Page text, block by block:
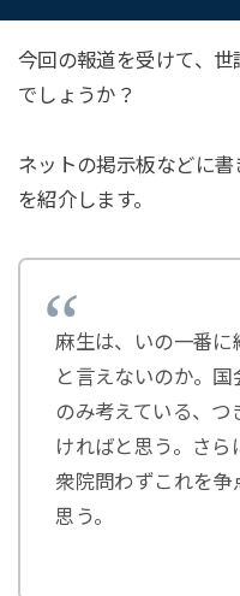
今回の報道を受けて、
でしょうか？
ネットの掲示板などに
を紹介します。
麻生は、いの一番に
と言えないのか。
のみ考えている、
ければと思う。さら
衆院問わずこれを争
思う。